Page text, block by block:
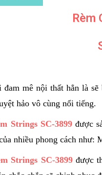
Rèm
mê nội thất hẳn là
hảo vô cùng nổi tiếng.
Strings SC-3899được
nhiều phong cách như:
Strings SC-3899được